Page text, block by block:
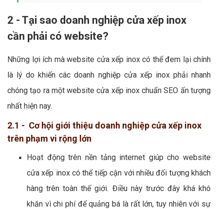
2 - Tại sao doanh nghiệp cửa xếp inox
cần phải có website?
Những lợi ích mà website cửa xếp inox có thể đem lại chính
là lý do khiến các doanh nghiệp cửa xếp inox phải nhanh
chóng tạo ra một website cửa xếp inox chuẩn SEO ấn tượng
nhất hiện nay.
2.1 - Cơ hội giới thiệu doanh nghiệp cửa xếp inox
trên phạm vi rộng lớn
Hoạt động trên nền tảng internet giúp cho website
cửa xếp inox có thể tiếp cận với nhiều đối tượng khách
hàng trên toàn thế giới. Điều này trước đây khá khó
khăn vì chi phí để quảng bá là rất lớn, tuy nhiên với sự